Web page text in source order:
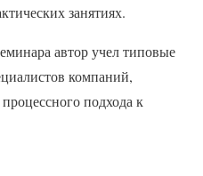
занятиях.
автор учел типовые
компаний,
подхода к